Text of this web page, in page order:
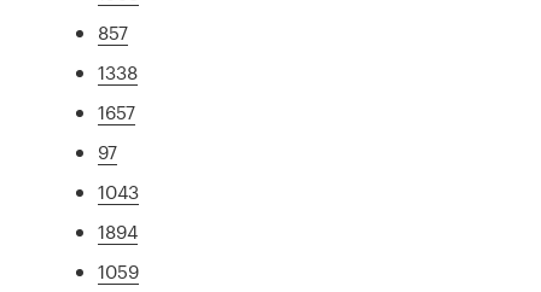
857
1338
1657
97
1043
1894
1059